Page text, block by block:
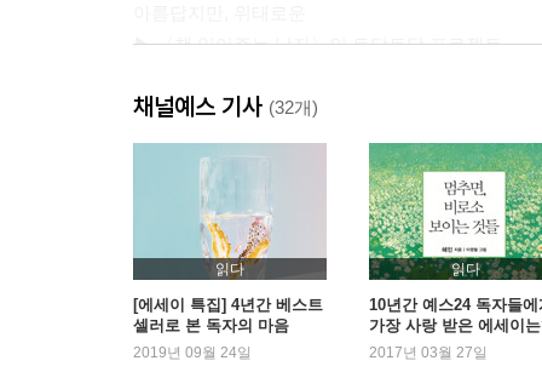
▶ 〈책 읽어주는 남자〉의 토닥토닥 프로젝트
02 괜찮아, 울어도 돼
_못 본 척 얼버무린 내 마음에게
나에게 하지 못한 말
외로운가요, 그대
까만 밤
울고 싶은 날
날씨의 색
한없는 우울함
채널예스 기사 (32개)
읽다
[에세이 특집] 4년간 베스트
셀러로 본 독자의 마음
2019년 09월 24일
읽다
10년간 예스24 독자들에
가장 사랑 받은 에세이
2017년 03월 27일